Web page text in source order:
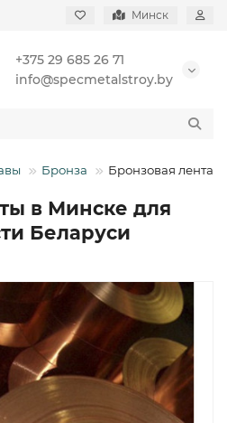
Минск
+375 29 685 26 71
info@specmetalstroy.by
Бронза Бронзовая лента
в Минске для
Беларуси